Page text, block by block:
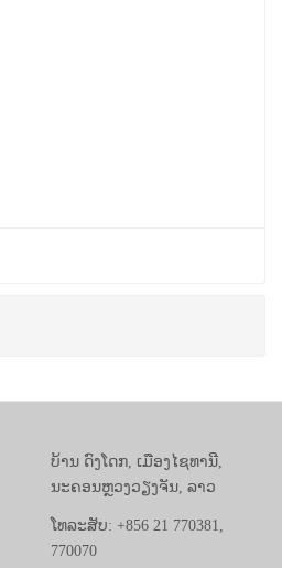
ບ້ານ ດົງໂດກ, ເມືອງໄຊທານີ,
ນະຄອນຫຼວງວຽງຈັນ, ລາວ
ໂທລະສັບ: +856 21 770381,
770070